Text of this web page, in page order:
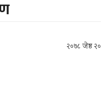
२०७८ जेष्ठ २०